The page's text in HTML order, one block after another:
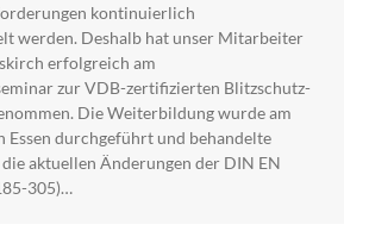
kontinuierlich
werden. Deshalb hat unser Mitarbeiter
erfolgreich am
zur VDB-zertifizierten Blitzschutz-
Die Weiterbildung wurde am
Essen durchgeführt und behandelte
aktuellen Änderungen der DIN EN
305)…